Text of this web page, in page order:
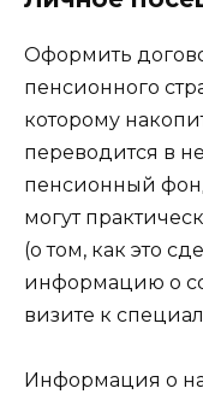
Оформить
пенсионного
которому
переводится в
пенсионный
могут
(о том, как это
информацию о
визите к
Информация о